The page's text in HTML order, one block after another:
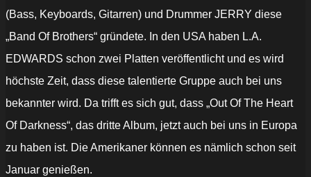
(Bass, Keyboards, Gitarren) und Drummer JERRY diese
„Band Of Brothers“ gründete. In den USA haben L.A.
EDWARDS schon zwei Platten veröffentlicht und es wird
höchste Zeit, dass diese talentierte Gruppe auch bei uns
bekannter wird. Da trifft es sich gut, dass „Out Of The Heart
Of Darkness“, das dritte Album, jetzt auch bei uns in Europa
zu haben ist. Die Amerikaner können es nämlich schon seit
Januar genießen.